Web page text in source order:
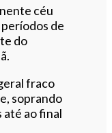
céu
de
do
fraco
soprando
até ao final